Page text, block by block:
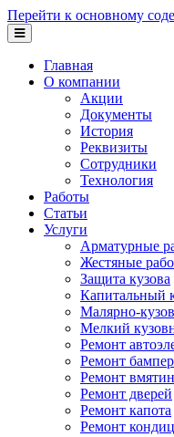
Перейти к основному
Главная
О компании
Акции
Документы
История
Реквизиты
Сотрудники
Технология
Работы
Статьи
Услуги
Арматурные
Жестяные
Защита кузова
Капитальный
Малярно-
Мелкий
Ремонт
Ремонт
Ремонт вмятин
Ремонт дверей
Ремонт капота
Ремонт